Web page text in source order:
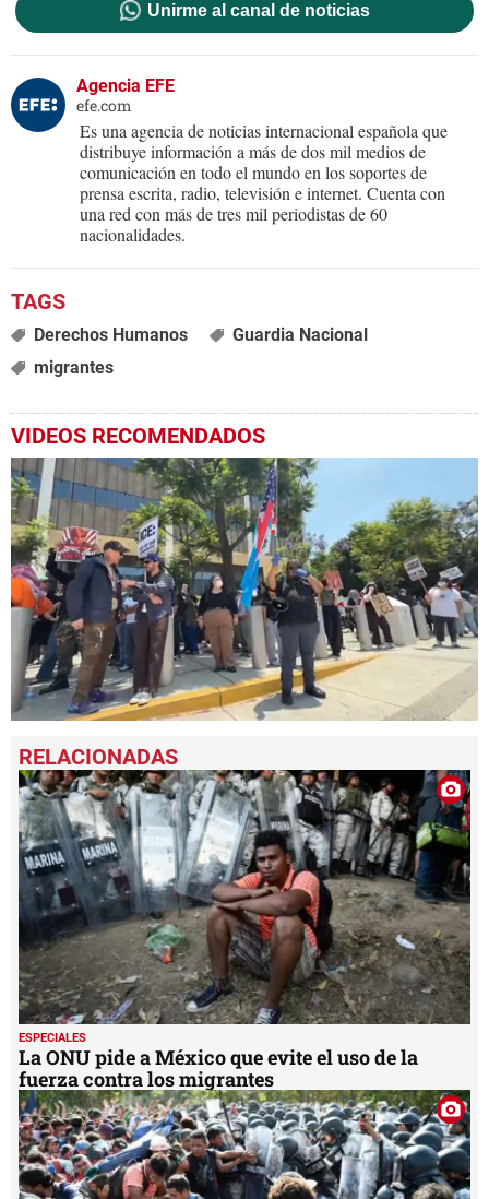
Unirme al canal de noticias
Agencia EFE
efe.com
Es una agencia de noticias internacional española que
distribuye información a más de dos mil medios de
comunicación en todo el mundo en los soportes de
prensa escrita, radio, televisión e internet. Cuenta con
una red con más de tres mil periodistas de 60
nacionalidades.
Derechos Humanos
Guardia Nacional
migrantes
VIDEOS RECOMENDADOS
seconds
of
6
minutes,
3
seconds
ESPECIALES
La ONU pide a México que evite el uso de la
fuerza contra los migrantes